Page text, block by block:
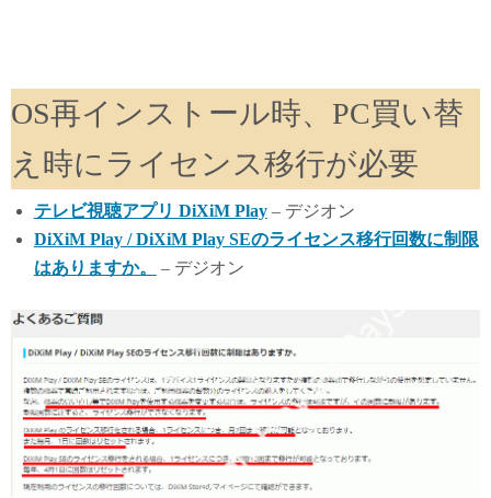
OS再インストール時、PC買い替
え時にライセンス移行が必要
テレビ視聴アプリ DiXiM Play– デジオン
DiXiM Play / DiXiM Play SEのライセンス移行回数に制限
はありますか。
– デジオン